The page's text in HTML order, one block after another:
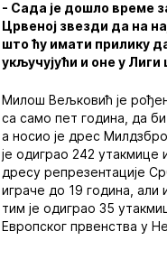
- Сада је дошло време
Црвеној звезди да на
што ћу имати прилику
укључујући и оне у
Милош Вељковић је
са само пет година, да
а носио је дрес
је одиграо 242 утакмице
дресу репрезентације
играче до 19 година, али
тим је одиграо 35
Европског првенства у